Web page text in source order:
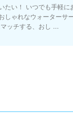
たい！ いつでも手軽に
しゃれなウォーターサ
ッチする、おし ...